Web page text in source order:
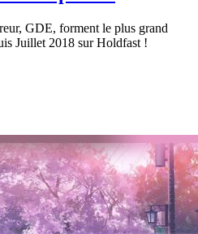
GDE, forment le plus grand
Juillet 2018 sur Holdfast !